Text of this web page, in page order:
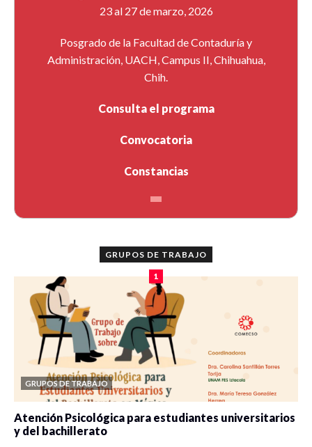
23 al 27 de marzo, 2026
Posgrado de la Facultad de Contaduría y
Administración, UACH, Campus II, Chihuahua,
Chih.
Consulta el programa
Convocatoria
Constancias
GRUPOS DE TRABAJO
1
GRUPOS DE TRABAJO
Atención Psicológica para estudiantes universitarios
y del bachillerato